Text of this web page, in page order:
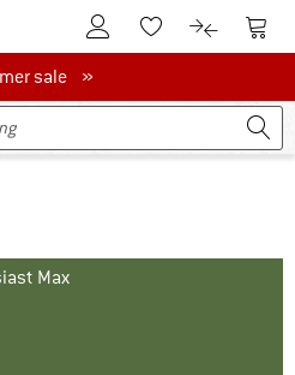
Til kundekontoenTil huskesedlen.
Til Til
salesale »
Max